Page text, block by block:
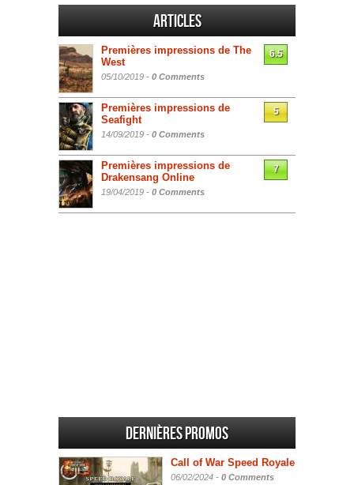
Articles
Premières impressions de The
West
05/10/2019 - 0 Comments
6.5
Premières impressions de
Seafight
14/09/2019 - 0 Comments
5
Premières impressions de
Drakensang Online
19/04/2019 - 0 Comments
7
Dernières promos
Call of War Speed Royale
06/02/2024 - 0 Comments